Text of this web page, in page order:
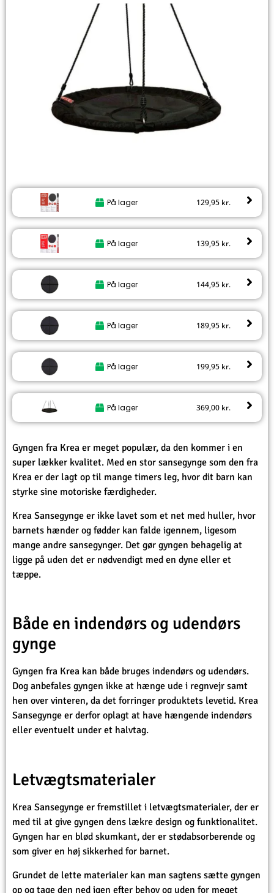
På lager 129,95 kr.
På lager 139,95 kr.
På lager 144,95 kr.
På lager 189,95 kr.
På lager 199,95 kr.
På lager 369,00 kr.
Gyngen fra Krea er meget populær, da den kommer i en
super lækker kvalitet. Med en stor sansegynge som den fra
Krea er der lagt op til mange timers leg, hvor dit barn kan
styrke sine motoriske færdigheder.
Krea Sansegynge er ikke lavet som et net med huller, hvor
barnets hænder og fødder kan falde igennem, ligesom
mange andre sansegynger. Det gør gyngen behagelig at
ligge på uden det er nødvendigt med en dyne eller et
tæppe.
Både en indendørs og udendørs
gynge
Gyngen fra Krea kan både bruges indendørs og udendørs.
Dog anbefales gyngen ikke at hænge ude i regnvejr samt
hen over vinteren, da det forringer produktets levetid. Krea
Sansegynge er derfor oplagt at have hængende indendørs
eller eventuelt under et halvtag.
Letvægtsmaterialer
Krea Sansegynge er fremstillet i letvægtsmaterialer, der er
med til at give gyngen dens lækre design og funktionalitet.
Gyngen har en blød skumkant, der er stødabsorberende og
som giver en høj sikkerhed for barnet.
Grundet de lette materialer kan man sagtens sætte gyngen
op og tage den ned igen efter behov og uden for meget